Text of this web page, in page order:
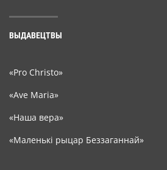
ВЫДАВЕЦТВЫ
«Pro Christo»
«Ave Maria»
«Наша вера»
«Маленькі рыцар Беззаганнай»